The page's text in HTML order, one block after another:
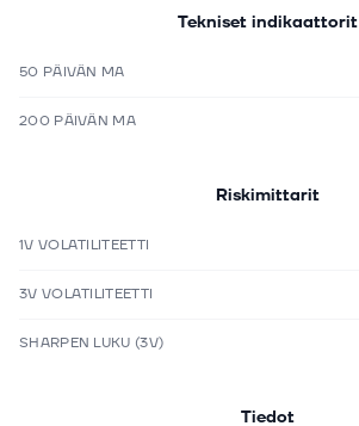
Tekniset indikaattorit
50 PÄIVÄN MA
200 PÄIVÄN MA
Riskimittarit
1V VOLATILITEETTI
3V VOLATILITEETTI
SHARPEN LUKU (3V)
Tiedot